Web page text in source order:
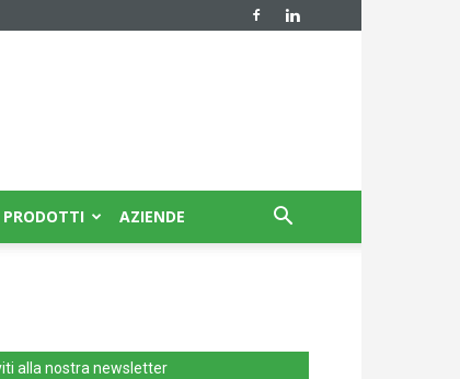
PRODOTTI AZIENDE
alla nostra newsletter